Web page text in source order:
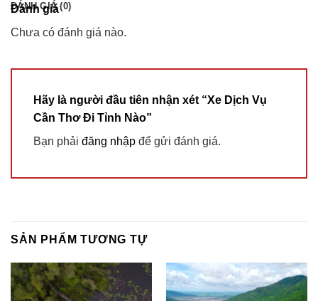
ĐÁNH GIÁ (0)
Đánh giá
Chưa có đánh giá nào.
Hãy là người đầu tiên nhận xét “Xe Dịch Vụ
Cần Thơ Đi Tỉnh Nào”
Bạn phải đăng nhập để gửi đánh giá.
SẢN PHẨM TƯƠNG TỰ